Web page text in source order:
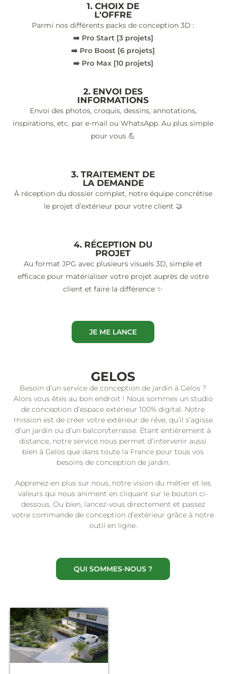
1. CHOIX DE
L'OFFRE
Parmi nos différents packs de conception 3D :
➡️ Pro Start [3 projets]
➡️ Pro Boost [6 projets]
➡️ Pro Max [10 projets]
2. ENVOI DES
INFORMATIONS
Envoi des photos, croquis, dessins, annotations,
inspirations, etc. par e-mail ou WhatsApp. Au plus simple
pour vous 💪
3. TRAITEMENT DE
LA DEMANDE
À réception du dossier complet, notre équipe concrétise
le projet d’extérieur pour votre client 🤝
4. RÉCEPTION DU
PROJET
Au format JPG avec plusieurs visuels 3D, simple et
efficace pour matérialiser votre projet auprès de votre
client et faire la différence ✨
JE ME LANCE
GELOS
Besoin d’un service de conception de jardin à Gelos ?
Alors vous êtes au bon endroit ! Nous sommes un studio
de conception d’espace extérieur 100% digital. Notre
mission est de créer votre extérieur de rêve, qu’il s’agisse
d’un jardin ou d’un balcon/terrasse. Étant entièrement à
distance, notre service nous permet d’intervenir aussi
bien à Gelos que dans toute la France pour tous vos
besoins de conception de jardin.
Apprenez-en plus sur nous, notre vision du métier et les
valeurs qui nous animent en cliquant sur le bouton ci-
dessous. Ou bien, lancez-vous directement et passez
votre commande de conception d’extérieur grâce à notre
outil en ligne.
QUI SOMMES-NOUS ?